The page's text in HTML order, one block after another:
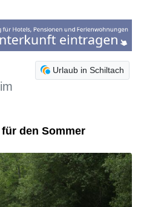
Urlaub in Schiltach
den Sommer